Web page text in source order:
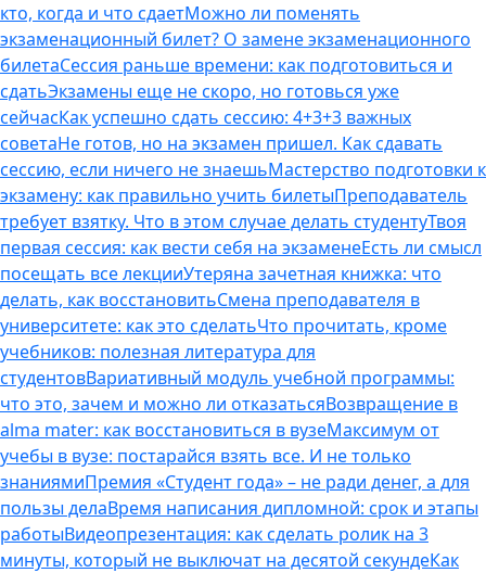
кто, когда и что сдаетМожно ли поменять
экзаменационный билет? О замене экзаменационного
билетаСессия раньше времени: как подготовиться и
сдатьЭкзамены еще не скоро, но готовься уже
сейчасКак успешно сдать сессию: 4+3+3 важных
советаНе готов, но на экзамен пришел. Как сдавать
сессию, если ничего не знаешьМастерство подготовки к
экзамену: как правильно учить билетыПреподаватель
требует взятку. Что в этом случае делать студентуТвоя
первая сессия: как вести себя на экзаменеЕсть ли смысл
посещать все лекцииУтеряна зачетная книжка: что
делать, как восстановитьСмена преподавателя в
университете: как это сделатьЧто прочитать, кроме
учебников: полезная литература для
студентовВариативный модуль учебной программы:
что это, зачем и можно ли отказатьсяВозвращение в
alma mater: как восстановиться в вузеМаксимум от
учебы в вузе: постарайся взять все. И не только
знаниямиПремия «Студент года» – не ради денег, а для
пользы делаВремя написания дипломной: срок и этапы
работыВидеопрезентация: как сделать ролик на 3
минуты, который не выключат на десятой секундеКак